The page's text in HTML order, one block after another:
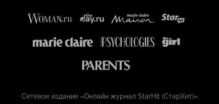
Сетевое издание «Онлайн журнал StarHit (СтарХит)»